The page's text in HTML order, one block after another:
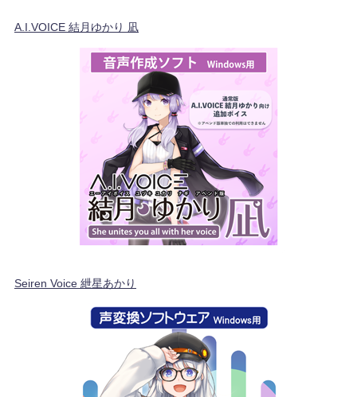
A.I.VOICE 結月ゆかり 凪
Seiren Voice 紲星あかり